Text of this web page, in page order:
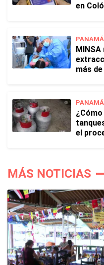
en
PANAMÁ
más
PANAMÁ
el
MÁS NOTICIAS